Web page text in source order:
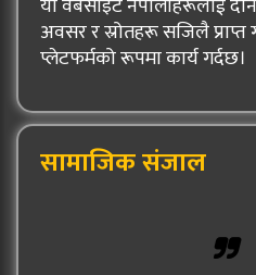
यो वेबसाइट नेपालीहरूलाई
अवसर र स्रोतहरू सजिलै प्राप्त
प्लेटफर्मको रूपमा कार्य गर्दछ।
सामाजिक संजाल